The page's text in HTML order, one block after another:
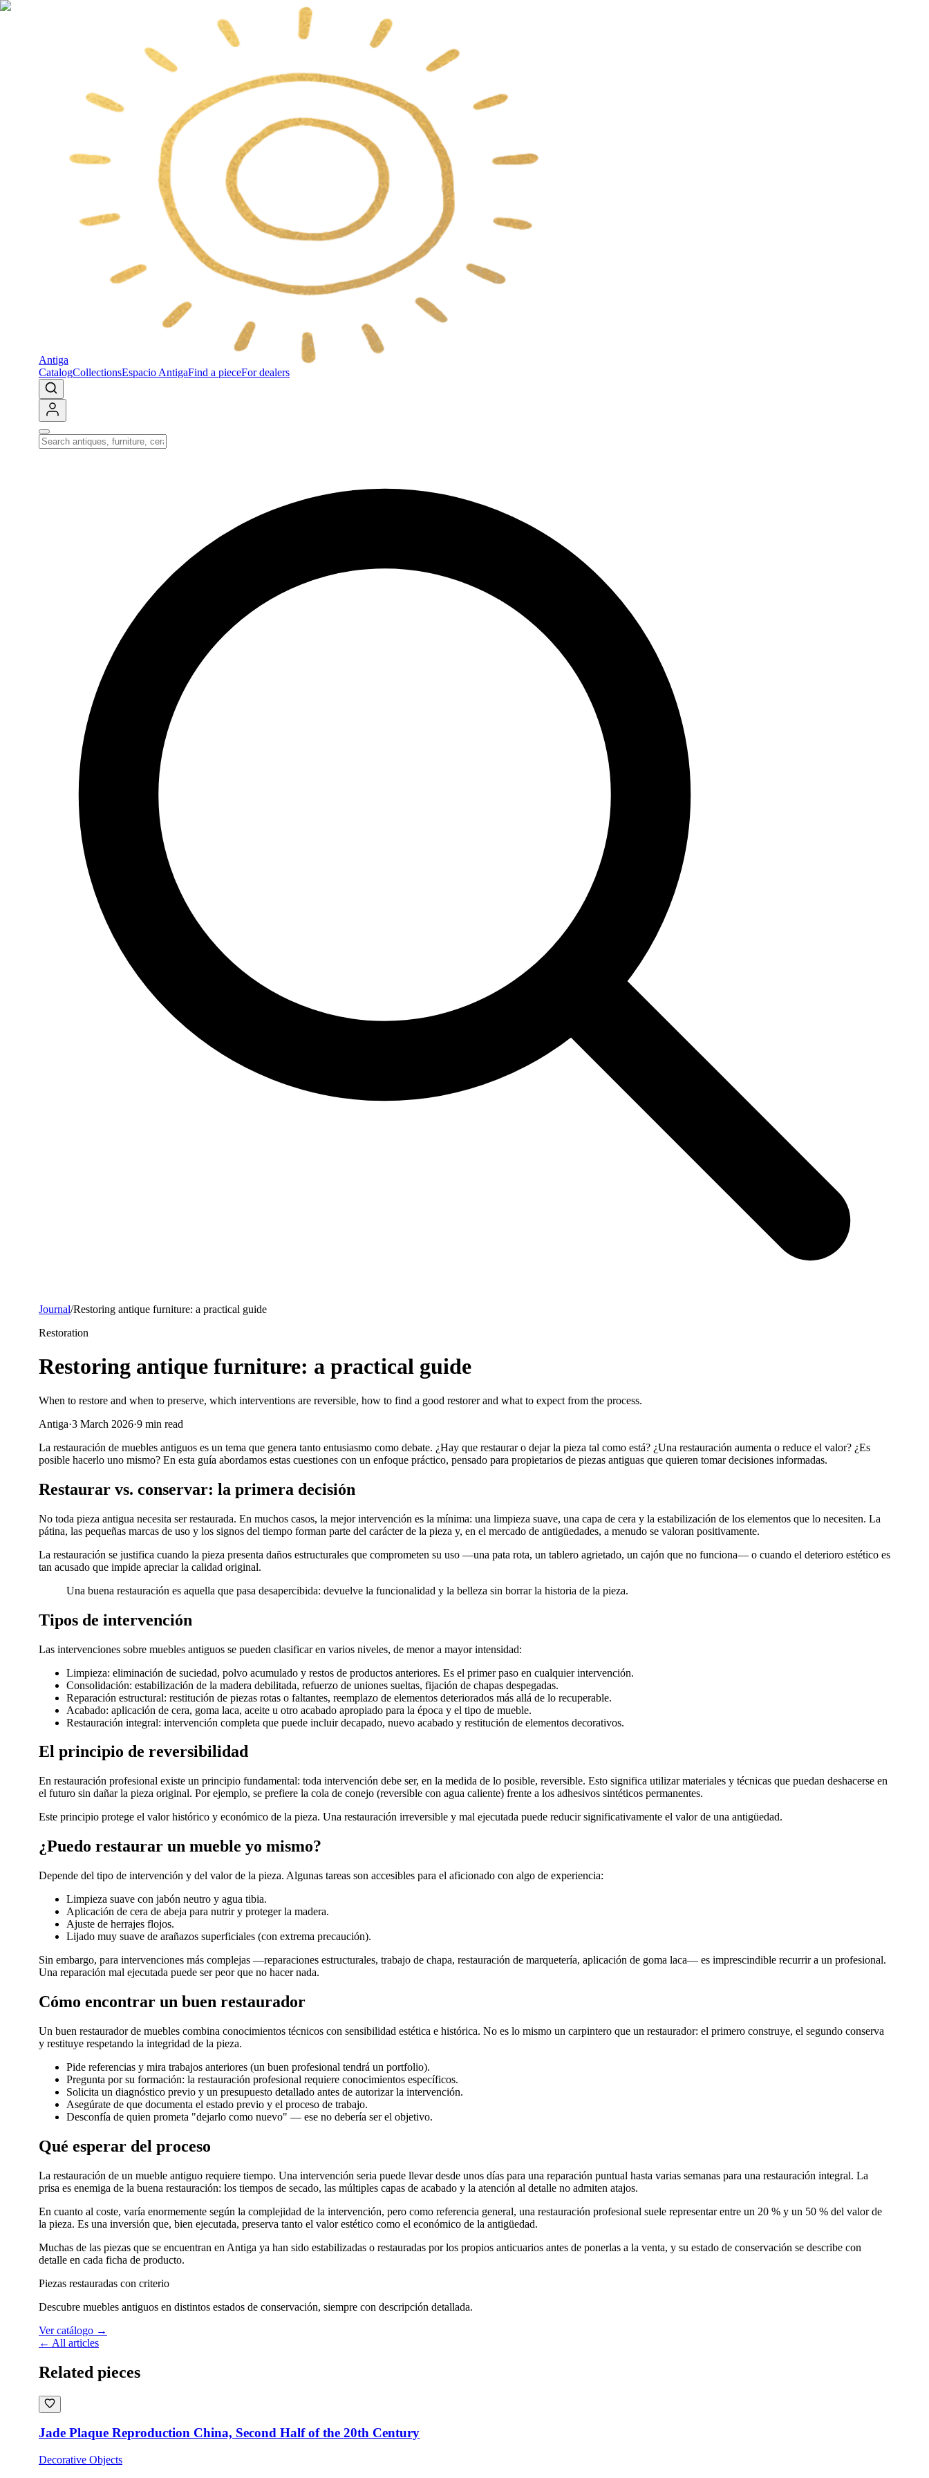
Antiga
CatalogCollectionsEspacio AntigaFind a pieceFor dealers
Journal/Restoring antique furniture: a practical guide
Restoration
Restoring antique furniture: a practical guide
When to restore and when to preserve, which interventions are reversible, how to find a good restorer and what to expect from the process.
Antiga·3 March 2026·9 min read
La restauración de muebles antiguos es un tema que genera tanto entusiasmo como debate. ¿Hay que restaurar o dejar la pieza tal como está? ¿Una restauración aumenta o reduce el valor? ¿Es
posible hacerlo uno mismo? En esta guía abordamos estas cuestiones con un enfoque práctico, pensado para propietarios de piezas antiguas que quieren tomar decisiones informadas.
Restaurar vs. conservar: la primera decisión
No toda pieza antigua necesita ser restaurada. En muchos casos, la mejor intervención es la mínima: una limpieza suave, una capa de cera y la estabilización de los elementos que lo necesiten. La
pátina, las pequeñas marcas de uso y los signos del tiempo forman parte del carácter de la pieza y, en el mercado de antigüedades, a menudo se valoran positivamente.
La restauración se justifica cuando la pieza presenta daños estructurales que comprometen su uso —una pata rota, un tablero agrietado, un cajón que no funciona— o cuando el deterioro estético es
tan acusado que impide apreciar la calidad original.
Una buena restauración es aquella que pasa desapercibida: devuelve la funcionalidad y la belleza sin borrar la historia de la pieza.
Tipos de intervención
Las intervenciones sobre muebles antiguos se pueden clasificar en varios niveles, de menor a mayor intensidad:
Limpieza: eliminación de suciedad, polvo acumulado y restos de productos anteriores. Es el primer paso en cualquier intervención.
Consolidación: estabilización de la madera debilitada, refuerzo de uniones sueltas, fijación de chapas despegadas.
Reparación estructural: restitución de piezas rotas o faltantes, reemplazo de elementos deteriorados más allá de lo recuperable.
Acabado: aplicación de cera, goma laca, aceite u otro acabado apropiado para la época y el tipo de mueble.
Restauración integral: intervención completa que puede incluir decapado, nuevo acabado y restitución de elementos decorativos.
El principio de reversibilidad
En restauración profesional existe un principio fundamental: toda intervención debe ser, en la medida de lo posible, reversible. Esto significa utilizar materiales y técnicas que puedan deshacerse en
el futuro sin dañar la pieza original. Por ejemplo, se prefiere la cola de conejo (reversible con agua caliente) frente a los adhesivos sintéticos permanentes.
Este principio protege el valor histórico y económico de la pieza. Una restauración irreversible y mal ejecutada puede reducir significativamente el valor de una antigüedad.
¿Puedo restaurar un mueble yo mismo?
Depende del tipo de intervención y del valor de la pieza. Algunas tareas son accesibles para el aficionado con algo de experiencia:
Limpieza suave con jabón neutro y agua tibia.
Aplicación de cera de abeja para nutrir y proteger la madera.
Ajuste de herrajes flojos.
Lijado muy suave de arañazos superficiales (con extrema precaución).
Sin embargo, para intervenciones más complejas —reparaciones estructurales, trabajo de chapa, restauración de marquetería, aplicación de goma laca— es imprescindible recurrir a un profesional.
Una reparación mal ejecutada puede ser peor que no hacer nada.
Cómo encontrar un buen restaurador
Un buen restaurador de muebles combina conocimientos técnicos con sensibilidad estética e histórica. No es lo mismo un carpintero que un restaurador: el primero construye, el segundo conserva
y restituye respetando la integridad de la pieza.
Pide referencias y mira trabajos anteriores (un buen profesional tendrá un portfolio).
Pregunta por su formación: la restauración profesional requiere conocimientos específicos.
Solicita un diagnóstico previo y un presupuesto detallado antes de autorizar la intervención.
Asegúrate de que documenta el estado previo y el proceso de trabajo.
Desconfía de quien prometa "dejarlo como nuevo" — ese no debería ser el objetivo.
Qué esperar del proceso
La restauración de un mueble antiguo requiere tiempo. Una intervención seria puede llevar desde unos días para una reparación puntual hasta varias semanas para una restauración integral. La
prisa es enemiga de la buena restauración: los tiempos de secado, las múltiples capas de acabado y la atención al detalle no admiten atajos.
En cuanto al coste, varía enormemente según la complejidad de la intervención, pero como referencia general, una restauración profesional suele representar entre un 20 % y un 50 % del valor de
la pieza. Es una inversión que, bien ejecutada, preserva tanto el valor estético como el económico de la antigüedad.
Muchas de las piezas que se encuentran en Antiga ya han sido estabilizadas o restauradas por los propios anticuarios antes de ponerlas a la venta, y su estado de conservación se describe con
detalle en cada ficha de producto.
Piezas restauradas con criterio
Descubre muebles antiguos en distintos estados de conservación, siempre con descripción detallada.
Ver catálogo →
← All articles
Related pieces
Jade Plaque Reproduction China, Second Half of the 20th Century
Decorative Objects